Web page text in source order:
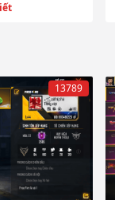
13789